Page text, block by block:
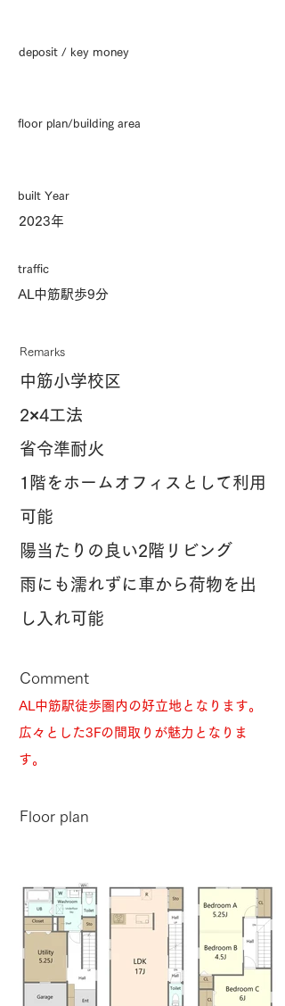
deposit / key money
floor plan/building area
built Year
2023年
traffic
AL中筋駅歩9分
Remarks
中筋小学校区
2×4工法
省令準耐火
1階をホームオフィスとして利用
可能
陽当たりの良い2階リビング
雨にも濡れずに車から荷物を出
し入れ可能
Comment
AL中筋駅徒歩圏内の好立地となります。
広々とした3Fの間取りが魅力となりま
す。
​Floor plan